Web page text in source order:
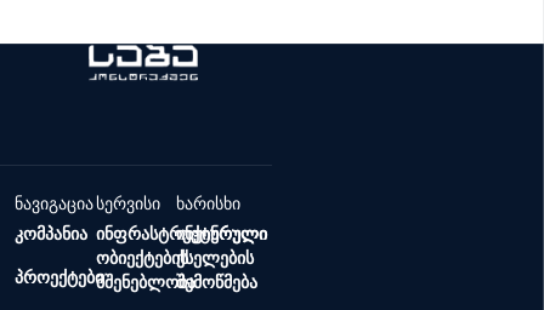
ნავიგაცია
კომპანია
პროექტები
სერვისი
ინფრასტრუქტურული
ობიექტების
მშენებლობა
ხარისხი
ინჟინრული
ქსელების
შემოწმება